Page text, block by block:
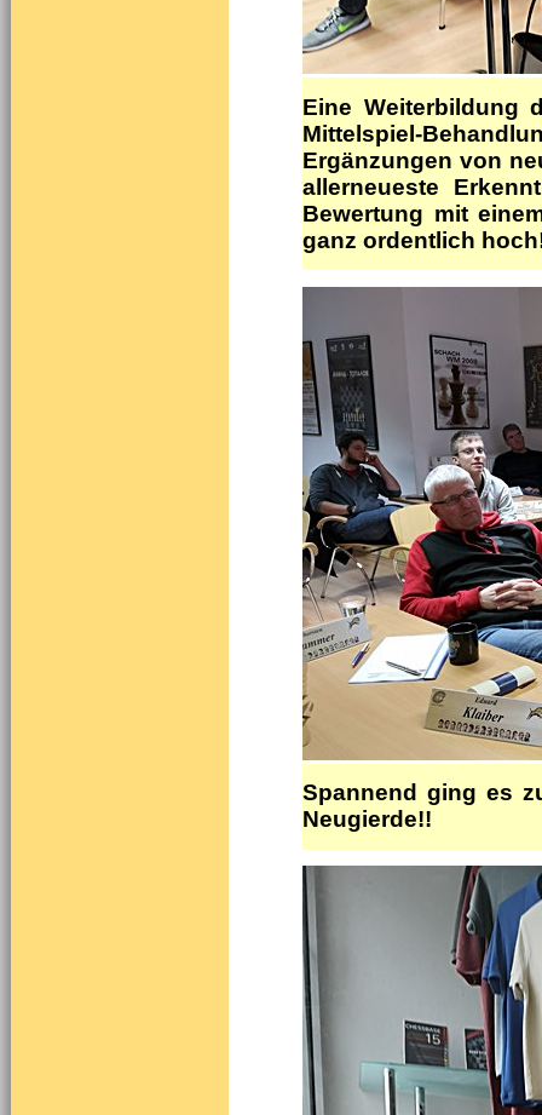
Eine Weiterbildung
Mittelspiel-
Ergänzungen von
allerneueste
Bewertung mit
ganz ordentlich
Spannend ging es
Neugierde!!